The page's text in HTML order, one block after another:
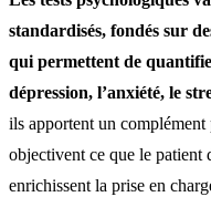
standardisés, fondés sur
qui permettent de
dépression, l’anxiété, le
ils apportent un
objectivent ce que le patient
enrichissent la prise en